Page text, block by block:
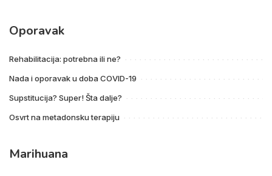
Oporavak
Rehabilitacija: potrebna ili ne?
Nada i oporavak u doba COVID-19
Supstitucija? Super! Šta dalje?
Osvrt na metadonsku terapiju
Marihuana